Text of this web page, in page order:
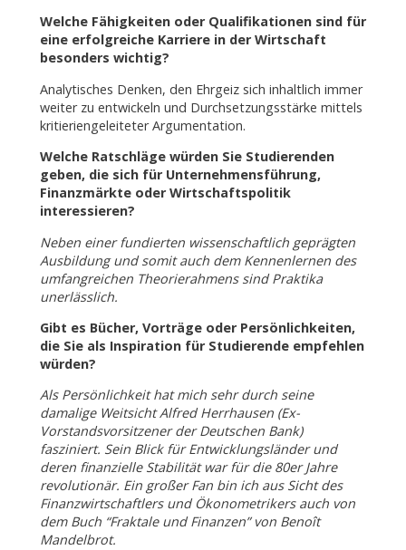
Welche Fähigkeiten oder Qualifikationen sind für
eine erfolgreiche Karriere in der Wirtschaft
besonders wichtig?
Analytisches Denken, den Ehrgeiz sich inhaltlich immer
weiter zu entwickeln und Durchsetzungsstärke mittels
kritieriengeleiteter Argumentation.
Welche Ratschläge würden Sie Studierenden
geben, die sich für Unternehmensführung,
Finanzmärkte oder Wirtschaftspolitik
interessieren?
Neben einer fundierten wissenschaftlich geprägten
Ausbildung und somit auch dem Kennenlernen des
umfangreichen Theorierahmens sind Praktika
unerlässlich.
Gibt es Bücher, Vorträge oder Persönlichkeiten,
die Sie als Inspiration für Studierende empfehlen
würden?
Als Persönlichkeit hat mich sehr durch seine
damalige Weitsicht Alfred Herrhausen (Ex-
Vorstandsvorsitzener der Deutschen Bank)
fasziniert. Sein Blick für Entwicklungsländer und
deren finanzielle Stabilität war für die 80er Jahre
revolutionär. Ein großer Fan bin ich aus Sicht des
Finanzwirtschaftlers und Ökonometrikers auch von
dem Buch “Fraktale und Finanzen” von Benoît
Mandelbrot.